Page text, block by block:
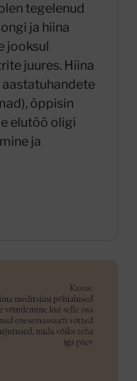
tegelenud
ja hiina
jooksul
juures. Hiina
õppisin
elutöö oligi
ja